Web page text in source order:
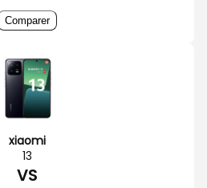
Comparer
xiaomi
13
VS